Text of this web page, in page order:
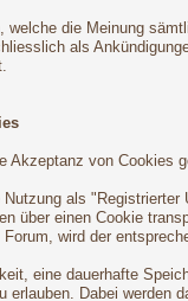
welche die Meinung
als
Akzeptanz von Cookies
als "Registrierter
über einen Cookie
wird der
eine dauerhafte
erlauben. Dabei werden